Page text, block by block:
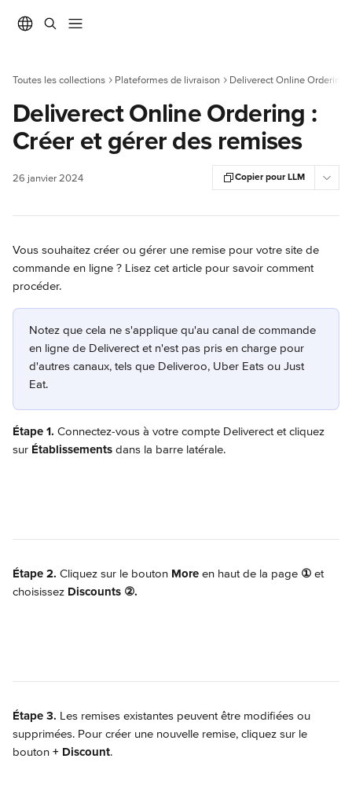
Toutes les collections Plateformes de livraison Deliverect Online Ordering
Deliverect Online Ordering :
Créer et gérer des remises
26 janvier 2024 Copier pour LLM
Vous souhaitez créer ou gérer une remise pour votre site de
commande en ligne ? Lisez cet article pour savoir comment
procéder.
Notez que cela ne s'applique qu'au canal de commande
en ligne de Deliverect et n'est pas pris en charge pour
d'autres canaux, tels que Deliveroo, Uber Eats ou Just
Eat.
Étape 1. Connectez-vous à votre compte Deliverect et cliquez
sur Établissements dans la barre latérale.
Étape 2. Cliquez sur le bouton More en haut de la page ① et
choisissez Discounts ②.
Étape 3. Les remises existantes peuvent être modifiées ou
supprimées. Pour créer une nouvelle remise, cliquez sur le
bouton + Discount.